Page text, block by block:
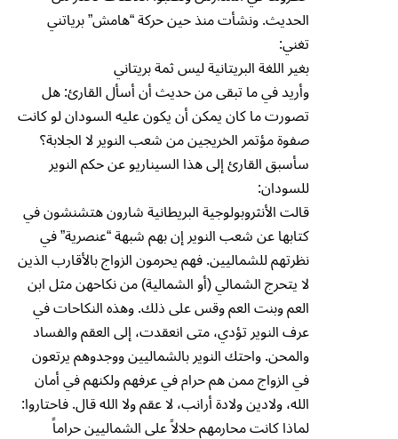
الحديث. ونشأت منذ حين حركة “هامش” برياتني
تغني:
بغير اللغة البريتانية ليس ثمة بريتاني
وأريد في ما تبقى من حديث أن أسأل القارئ: هل
تصورت ما كان يمكن أن يكون عليه السودان لو كانت
صفوة مؤتمر الخريجين من شعب النوير لا الجلابة؟
سأسبق القارئ إلى هذا السيناريو عن حكم النوير
للسودان:
قالت الأنثروبولوجية البريطانية شارون هتشنشون في
كتابها عن شعب النوير إن بهم شبهة “عنصرية” في
نظرتهم للشماليين. فهم يحرمون الزواج بالأقارب الذين
لا يتحرج الشمالي (أو الشمالية) من نكاحهن مثل ابن
العم وبنت العم وقس على ذلك. وهذه النكاحات في
عرف النوير تؤدي، متى انعقدت، إلى العقم والفساد
والمحن. واحتك النوير بالشماليين ووجدوهم يرتعون
في الزواج ممن هم حرام في عرفهم ولكنهم في أمان
الله، ولادين ولادة أرانب، لا عقم ولا الله قال. فاحتاروا:
لماذا كانت محارمهم حلالاً على الشماليين حراماً